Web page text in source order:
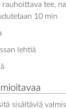
rauhoittava tee,
10 min
lehtiä
sisältäviä